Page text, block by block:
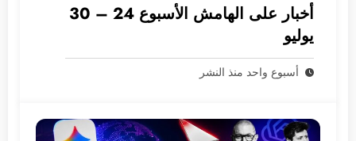
أخبار على الهامش الأسبوع 24 – 30
يوليو
أسبوع واحد منذ النشر